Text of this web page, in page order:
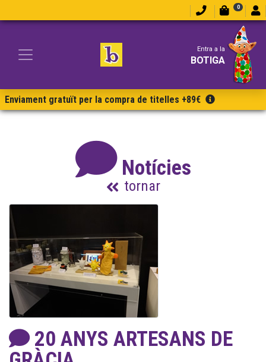
0
Entra a la
BOTIGA
Enviament gratuït per la compra de titelles +89€
Notícies
tornar
20 ANYS ARTESANS DE